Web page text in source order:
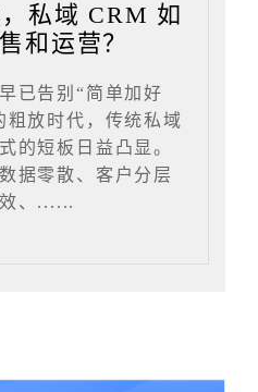
私域 CRM 如
和运营？
已告别“简单加好
粗放时代，传统私域
的短板日益凸显。
据零散、客户分层
、......